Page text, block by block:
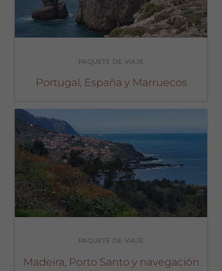
PAQUETE DE VIAJE
Portugal, España y Marruecos
PAQUETE DE VIAJE
Madeira, Porto Santo y navegación